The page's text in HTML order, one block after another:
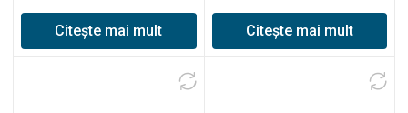
Citește mai mult Citește mai mult